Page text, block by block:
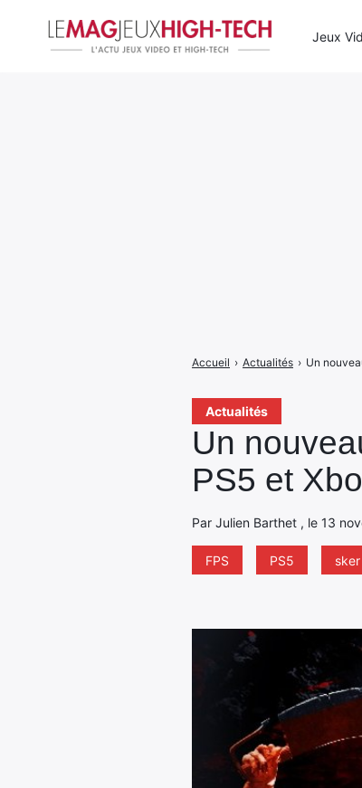
Actualités
Un
PS5 et
Par Julien Barthet , le 13
FPS PS5
Accueil › Actualités › Un
Jeux